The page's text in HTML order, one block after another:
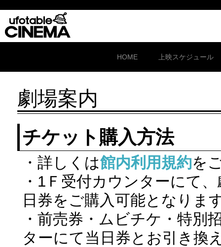
HOME 上映スケジュール
劇場案内
チケット購入方法
・詳しくは館内利用規約を
・1Ｆ受付カウンターにて
日券をご購入可能となりま
・前売券・ムビチケ・特別
ターにて当日券とお引き換